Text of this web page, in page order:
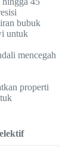
bubuk
untuk
mencegah
properti